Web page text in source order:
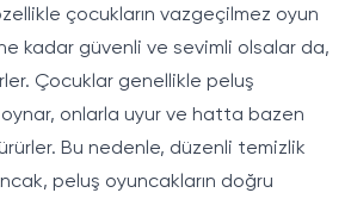
çocukların vazgeçilmez oyun
ne kadar güvenli ve sevimli olsalar da,
Çocuklar genellikle peluş
oynar, onlarla uyur ve hatta bazen
Bu nedenle, düzenli temizlik
peluş oyuncakların doğru